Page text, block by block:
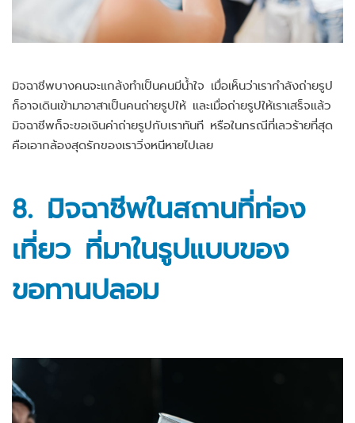
มิจฉาชีพบางคนจะแกล้งทำเป็นคนมีน้ำใจ เมื่อเห็นว่าเรากำลังถ่ายรูป
ก็อาจเดินเข้ามาอาสาเป็นคนถ่ายรูปให้ และเมื่อถ่ายรูปให้เราเสร็จแล้ว
มิจฉาชีพก็จะขอเงินค่าถ่ายรูปกับเราทันที หรือในกรณีที่เลวร้ายที่สุด
คือเอากล้องสุดรักของเราวิ่งหนีหายไปเลย
8. มิจฉาชีพในสถานที่ท่อง
เที่ยว ที่มาในรูปแบบของ
ขอทานปลอม